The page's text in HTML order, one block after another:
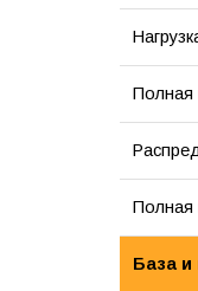
Полная
Полная
База и